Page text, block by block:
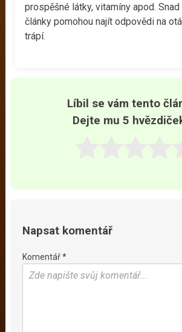
prospěšné látky, vitamíny apod. Snad
články pomohou najít odpovědi na
trápí.
Líbil se vám tento
Dejte mu 5
Napsat komentář
Komentář *